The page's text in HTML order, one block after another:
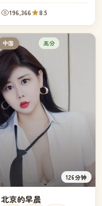
会坐在同一节车厢的固定座
位。他们用十趟车的时间，写
完了一本只属于他们两人的小
说。
196,366 8.5
中国 高分
126分钟
北京的早晨